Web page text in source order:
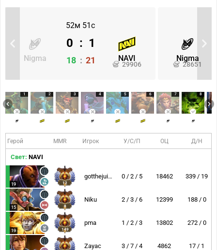
52м 51с
Nigma NAVI
29906
0 : 1
18 : 21 Nigma
28651
1 2 3 4 5 6 7 8
Герой MMR Игрок У/С/П ОЦ Д/Н
Свет: NAVI
19 12
gotthejuice 0 / 2 / 5 18462 339 / 19
15 8
Niku 2 / 3 / 6 12399 188 / 0
19 149
pma 1 / 2 / 3 13802 272 / 0
Zayac 3 / 7 / 4 4862 17 / 1